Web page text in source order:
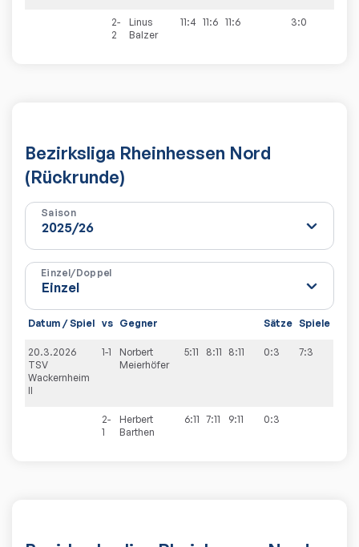
2-
2
Linus
Balzer
11:4 11:6 11:6 3:0
Bezirksliga Rheinhessen Nord
(Rückrunde)
Saison
Einzel/Doppel
Datum / Spiel vs Gegner Sätze Spiele
20.3.2026
TSV
Wackernheim
II
1-1
Norbert
Meierhöfer
5:11 8:11 8:11 0:3 7:3
2-
1
Herbert
Barthen
6:11 7:11 9:11 0:3